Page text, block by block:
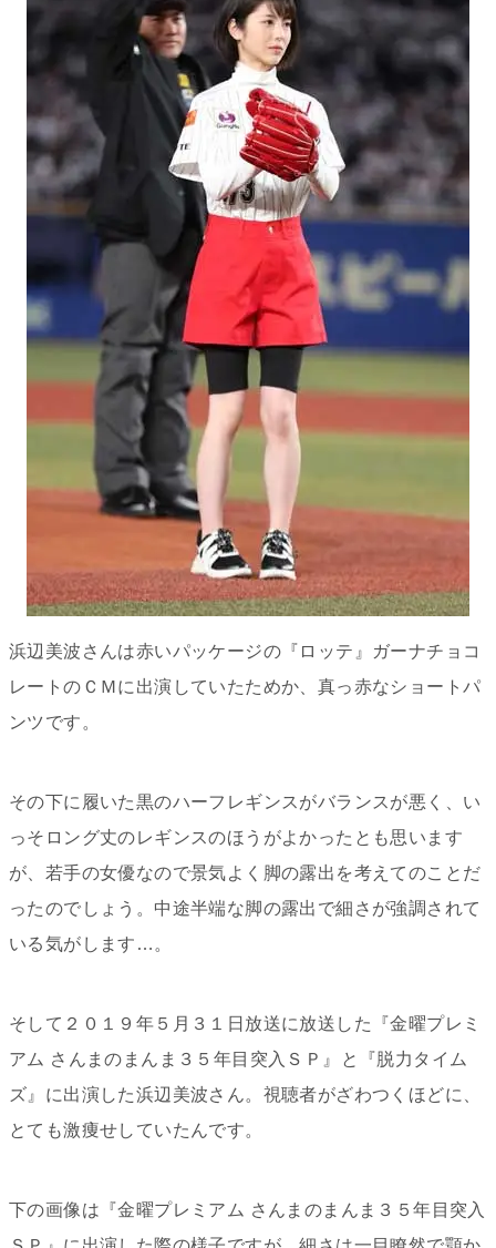
浜辺美波さんは赤いパッケージの『ロッテ』ガーナチョコ
レートのＣＭに出演していたためか、真っ赤なショートパ
ンツです。
その下に履いた黒のハーフレギンスがバランスが悪く、い
っそロング丈のレギンスのほうがよかったとも思います
が、若手の女優なので景気よく脚の露出を考えてのことだ
ったのでしょう。中途半端な脚の露出で細さが強調されて
いる気がします…。
そして２０１９年５月３１日放送に放送した『金曜プレミ
アム さんまのまんま３５年目突入ＳＰ』と『脱力タイム
ズ』に出演した浜辺美波さん。視聴者がざわつくほどに、
とても激痩せしていたんです。
下の画像は『金曜プレミアム さんまのまんま３５年目突入